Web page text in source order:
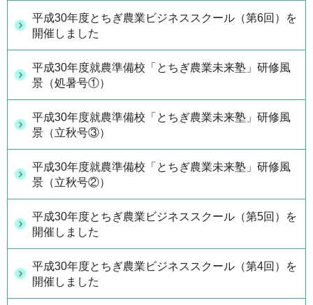
平成30年度とちぎ農業ビジネススクール（第6回）を
開催しました
平成30年度就農準備校「とちぎ農業未来塾」研修風
景（処暑号①）
平成30年度就農準備校「とちぎ農業未来塾」研修風
景（立秋号③）
平成30年度就農準備校「とちぎ農業未来塾」研修風
景（立秋号②）
平成30年度とちぎ農業ビジネススクール（第5回）を
開催しました
平成30年度とちぎ農業ビジネススクール（第4回）を
開催しました